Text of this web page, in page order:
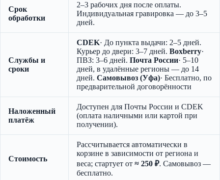
Срок
обработки
2–3 рабочих дня после оплаты.
Индивидуальная гравировка — до 3–5
дней.
Службы и
сроки
CDEK· До пункта выдачи: 2–5 дней.
Курьер до двери: 3–7 дней. Boxberry·
ПВЗ: 3–6 дней. Почта России· 5–10
дней, в удалённые регионы — до 14
дней. Самовывоз (Уфа)· Бесплатно, по
предварительной договорённости
Наложенный
платёж
Доступен для Почты России и CDEK
(оплата наличными или картой при
получении).
Стоимость
Рассчитывается автоматически в
корзине в зависимости от региона и
веса; стартует от ≈ 250 ₽. Самовывоз —
бесплатно.